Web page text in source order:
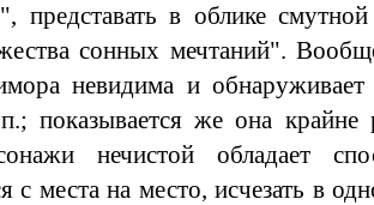
представать в облике
сонных мечтаний".
невидима и обнаруживает
показывается же она
нечистой обладает
с места на место, исчезать в